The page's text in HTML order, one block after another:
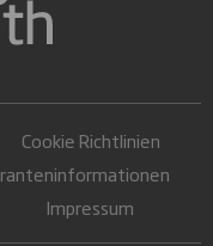
Cookie Richtlinien
Impressum